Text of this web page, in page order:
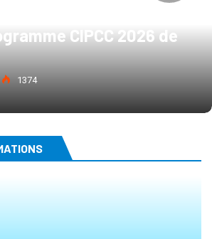
CIPCC 2026 de
1374